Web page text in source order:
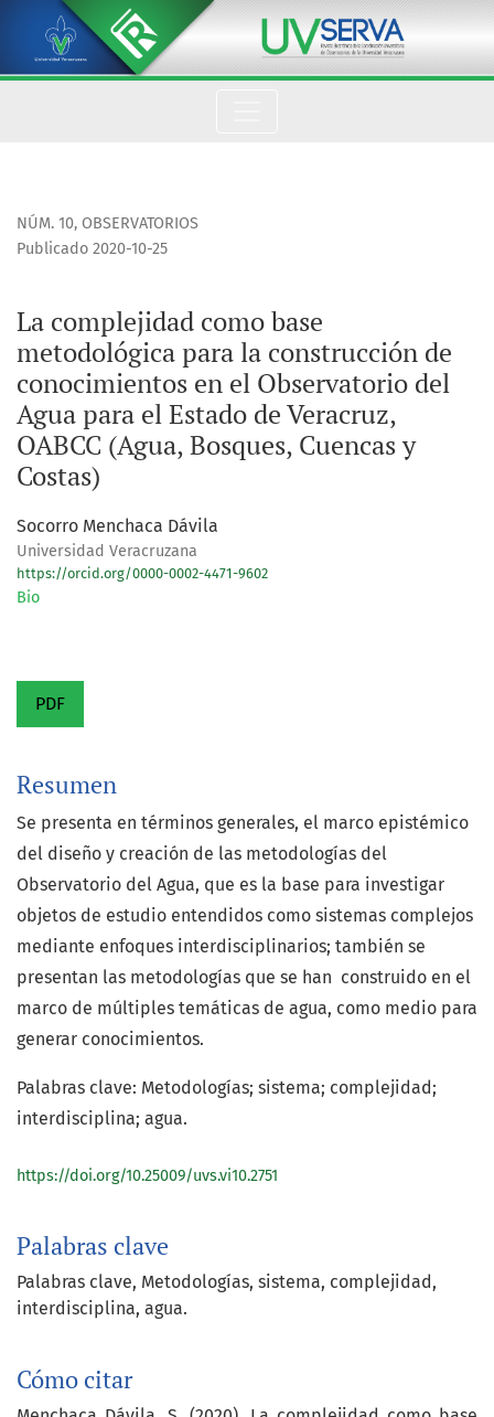
La complejidad como base metodológica para la
NÚM. 10, OBSERVATORIOS
La complejidad como base
metodológica para la construcción de
conocimientos en el Observatorio del
Agua para el Estado de Veracruz,
OABCC (Agua, Bosques, Cuencas y
Costas)
Publicado 2020-10-25
Socorro Menchaca Dávila
Universidad Veracruzana
https://orcid.org/0000-0002-4471-9602
Bio
PDF
Palabras clave
Palabras clave Metodologías sistema complejidad
interdisciplina agua.
Cómo citar
Resumen
Se presenta en términos generales, el marco epistémico
del diseño y creación de las metodologías del
Observatorio del Agua, que es la base para investigar
objetos de estudio entendidos como sistemas complejos
mediante enfoques interdisciplinarios; también se
presentan las metodologías que se han construido en el
marco de múltiples temáticas de agua, como medio para
generar conocimientos.
Palabras clave: Metodologías; sistema; complejidad;
interdisciplina; agua.
https://doi.org/10.25009/uvs.vi10.2751